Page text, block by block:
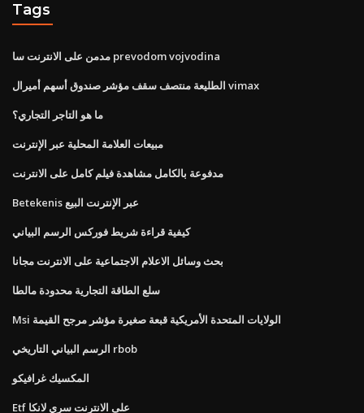
Tags
مدمن على الانترنت سا prevodom vojvodina
الطليعة منتصف سقف مؤشر صندوق أسهم أميرال vimax
ما هو التاجر التجاري؟
مبيعات العلامة المحلية عبر الإنترنت
مدفوعة بالكامل مشاهدة فيلم كامل على الانترنت
Betekenis عبر الإنترنت البيع
كيفية قراءة شريط فوركس الرسم البياني
بحث وسائل الاعلام الاجتماعية على الانترنت مجانا
سلع الطاقة التجارية محدودة مالطا
Msi الولايات المتحدة الأمريكية قبعة صغيرة مؤشر مرجح القيمة
الرسم البياني التاريخي rbob
المكسيك غرافيكو
Etf على الانترنت سري لانكا